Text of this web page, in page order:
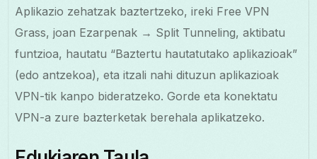
Aplikazio zehatzak baztertzeko, ireki Free VPN
Grass, joan Ezarpenak → Split Tunneling, aktibatu
funtzioa, hautatu “Baztertu hautatutako aplikazioak”
(edo antzekoa), eta itzali nahi dituzun aplikazioak
VPN-tik kanpo bideratzeko. Gorde eta konektatu
VPN-a zure bazterketak berehala aplikatzeko.